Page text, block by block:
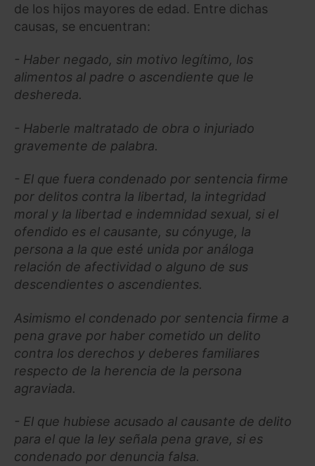
de los hijos mayores de edad. Entre dichas
causas, se encuentran:
- Haber negado, sin motivo legítimo, los
alimentos al padre o ascendiente que le
deshereda.
- Haberle maltratado de obra o injuriado
gravemente de palabra.
- El que fuera condenado por sentencia firme
por delitos contra la libertad, la integridad
moral y la libertad e indemnidad sexual, si el
ofendido es el causante, su cónyuge, la
persona a la que esté unida por análoga
relación de afectividad o alguno de sus
descendientes o ascendientes.
Asimismo el condenado por sentencia firme a
pena grave por haber cometido un delito
contra los derechos y deberes familiares
respecto de la herencia de la persona
agraviada.
- El que hubiese acusado al causante de delito
para el que la ley señala pena grave, si es
condenado por denuncia falsa.